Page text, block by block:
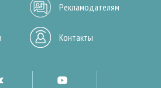
Рекламодателям
Контакты